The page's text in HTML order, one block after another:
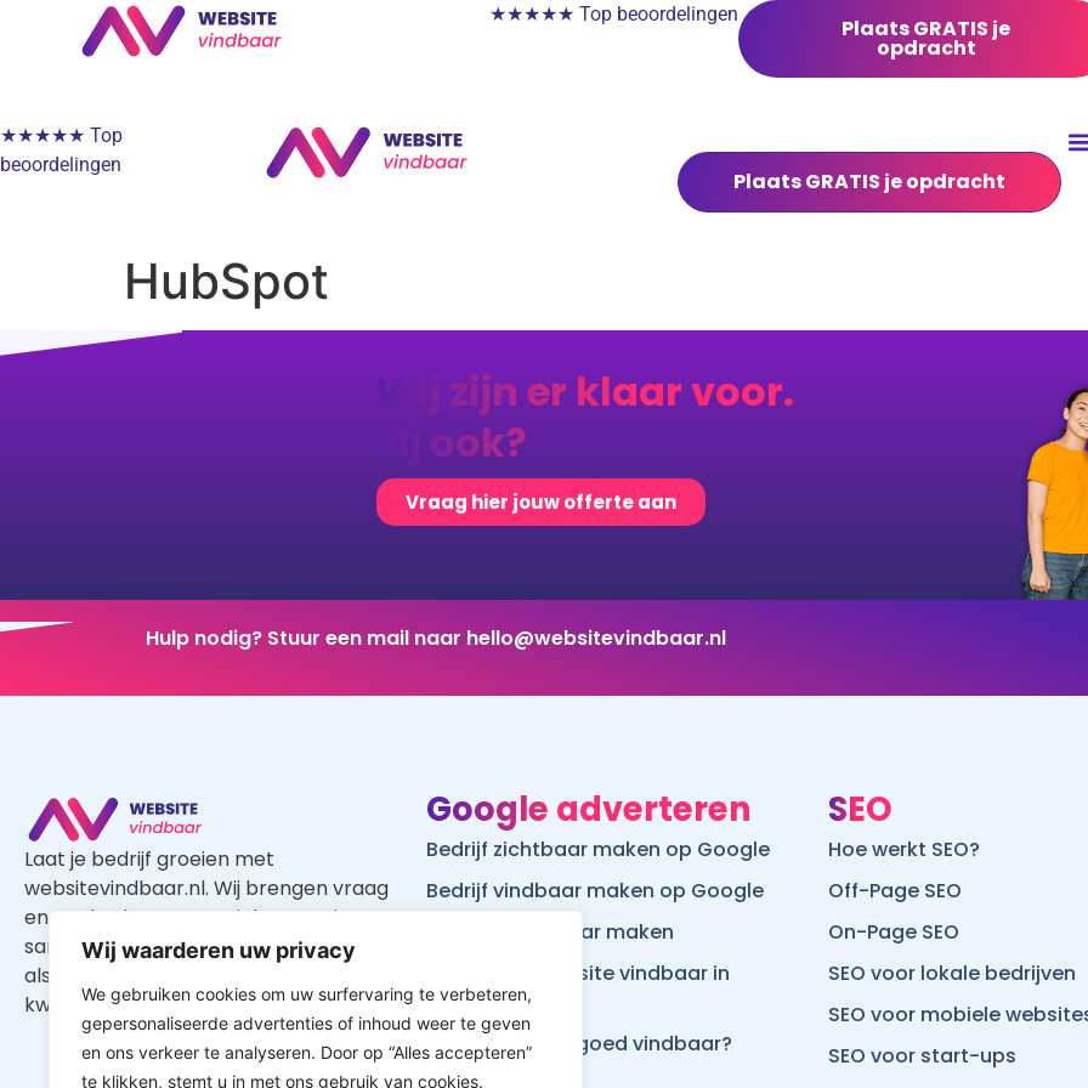
Wij waarderen uw privacy
We gebruiken cookies om uw surfervaring te verbeteren,
gepersonaliseerde advertenties of inhoud weer te geven
en ons verkeer te analyseren. Door op “Alles accepteren”
te klikken, stemt u in met ons gebruik van cookies.
★★★★★ Top beoordelingen
Plaats GRATIS je
opdracht
★★★★★ Top
beoordelingen
Plaats GRATIS je opdracht
HubSpot
Wij zijn er klaar voor.
Jij ook?
Vraag hier jouw offerte aan
Hulp nodig? Stuur een mail naar hello@websitevindbaar.nl
Laat je bedrijf groeien met
websitevindbaar.nl. Wij brengen vraag
en aanbod op een gerichte manier
samen, waardoor je zowel als klant en
als aannemer profiteert van een
kwalitatief goed aanbod.
Google adverteren
Bedrijf zichtbaar maken op Google
Bedrijf vindbaar maken op Google
Website vindbaar maken
WordPress website vindbaar in
Google
Is mijn website goed vindbaar?
SEO
Hoe werkt SEO?
Off-Page SEO
On-Page SEO
SEO voor lokale bedrijven
SEO voor mobiele
SEO voor start-ups